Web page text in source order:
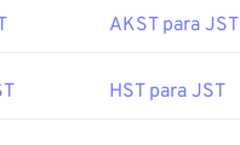
AKST para JST
HST para JST